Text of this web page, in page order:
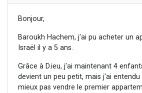
Bonjour,
Baroukh Hachem, j'ai pu acheter un
Israël il y a 5 ans.
Grâce à D.ieu, j'ai maintenant 4
devient un peu petit, mais j'ai
mieux pas vendre le premier